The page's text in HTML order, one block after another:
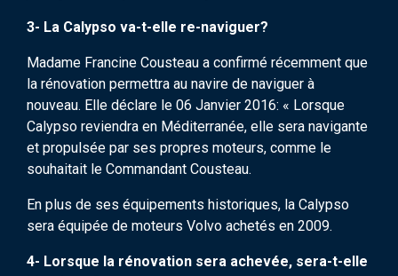
3- La Calypso va-t-elle re-naviguer?
Madame Francine Cousteau a confirmé récemment que
la rénovation permettra au navire de naviguer à
nouveau. Elle déclare le 06 Janvier 2016: « Lorsque
Calypso reviendra en Méditerranée, elle sera navigante
et propulsée par ses propres moteurs, comme le
souhaitait le Commandant Cousteau.
En plus de ses équipements historiques, la Calypso
sera équipée de moteurs Volvo achetés en 2009.
4- Lorsque la rénovation sera achevée, sera-t-elle